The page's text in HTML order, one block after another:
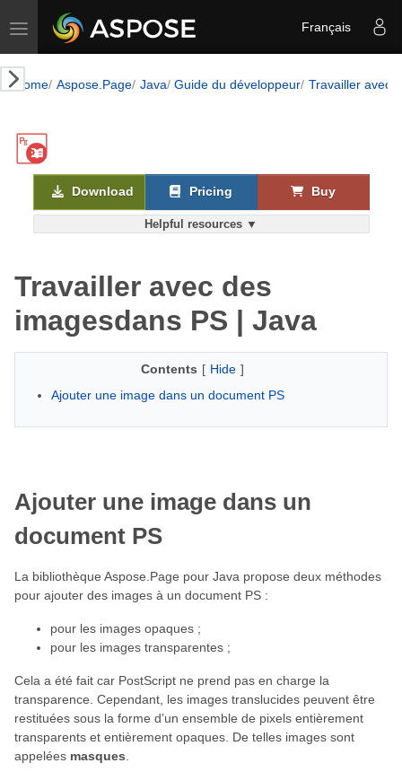
Toggle navigation Français
Home Aspose.Page Java Guide du développeur Travailler avec
Helpful resources ▼
Download Pricing Buy
Travailler avec des
imagesdans PS | Java
Contents [ Hide ]
Ajouter une image dans un document PS
Ajouter une image dans un
document PS
La bibliothèque Aspose.Page pour Java propose deux méthodes
pour ajouter des images à un document PS :
pour les images opaques ;
pour les images transparentes ;
Cela a été fait car PostScript ne prend pas en charge la
transparence. Cependant, les images translucides peuvent être
restituées sous la forme d’un ensemble de pixels entièrement
transparents et entièrement opaques. De telles images sont
appelées masques.